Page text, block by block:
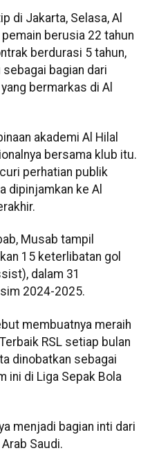
di Jakarta, Selasa, Al
berusia 22 tahun
berdurasi 5 tahun,
bagian dari
bermarkas di Al
akademi Al Hilal
bersama klub itu.
perhatian publik
dipinjamkan ke Al
Musab tampil
15 keterlibatan gol
dalam 31
2024-2025.
membuatnya meraih
RSL setiap bulan
dinobatkan sebagai
ini di Liga Sepak Bola
menjadi bagian inti dari
Saudi.